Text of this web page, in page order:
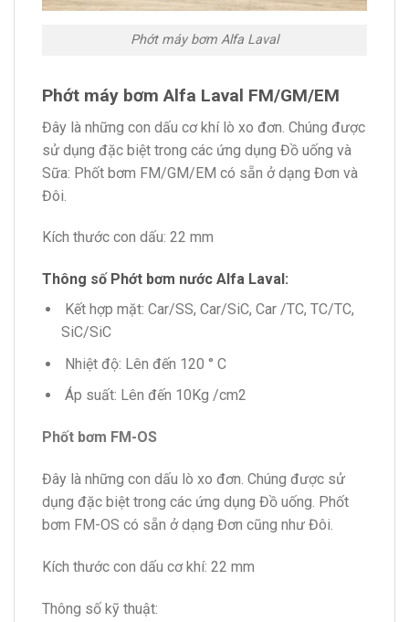
Phớt máy bơm Alfa Laval
Phớt máy bơm Alfa Laval FM/GM/EM
Đây là những con dấu cơ khí lò xo đơn. Chúng được
sử dụng đặc biệt trong các ứng dụng Đồ uống và
Sữa: Phốt bơm FM/GM/EM có sẵn ở dạng Đơn và
Đôi.
Kích thước con dấu: 22 mm
Thông số Phớt bơm nước Alfa Laval:
Kết hợp mặt: Car/SS, Car/SiC, Car /TC, TC/TC,
SiC/SiC
Nhiệt độ: Lên đến 120 ° C
Áp suất: Lên đến 10Kg /cm2
Phốt bơm FM-OS
Đây là những con dấu lò xo đơn. Chúng được sử
dụng đặc biệt trong các ứng dụng Đồ uống. Phốt
bơm FM-OS có sẵn ở dạng Đơn cũng như Đôi.
Kích thước con dấu cơ khí: 22 mm
Thông số kỹ thuật: